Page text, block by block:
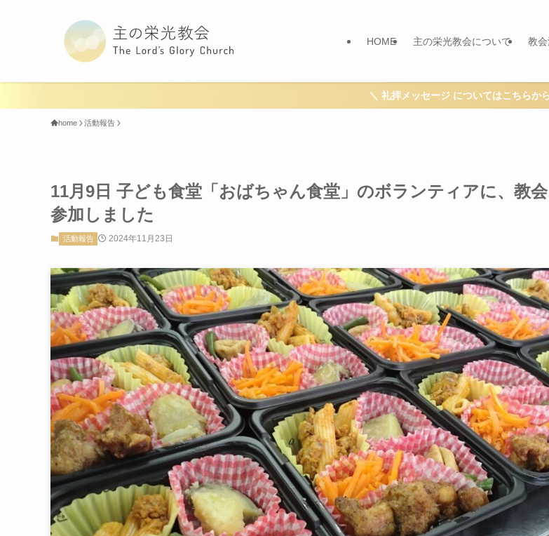
HOME 主の栄光教会について 教
＼ 礼拝メッセージ についてはこちらか
home 活動報告
11月9日 子ども食堂「おばちゃん食堂」のボランティアに、教
参加しました
活動報告 2024年11月23日